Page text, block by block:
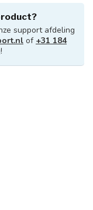
support afdeling
of +31 184